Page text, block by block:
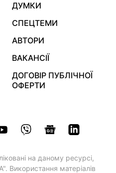
ДУМКИ
СПЕЦТЕМИ
АВТОРИ
ВАКАНСІЇ
ДОГОВІР ПУБЛІЧНОЇ
ОФЕРТИ
на даному ресурсі,
матеріалів